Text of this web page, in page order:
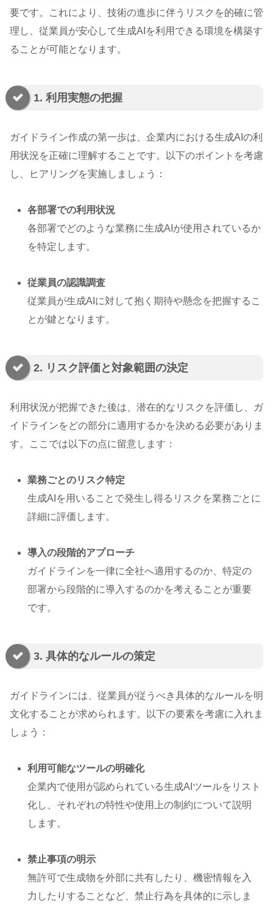
要です。これにより、技術の進歩に伴うリスクを的確に管
理し、従業員が安心して生成AIを利用できる環境を構築す
ることが可能となります。
1. 利用実態の把握
ガイドライン作成の第一歩は、企業内における生成AIの利
用状況を正確に理解することです。以下のポイントを考慮
し、ヒアリングを実施しましょう：
各部署での利用状況
各部署でどのような業務に生成AIが使用されているか
を特定します。
従業員の認識調査
従業員が生成AIに対して抱く期待や懸念を把握するこ
とが鍵となります。
2. リスク評価と対象範囲の決定
利用状況が把握できた後は、潜在的なリスクを評価し、ガ
イドラインをどの部分に適用するかを決める必要がありま
す。ここでは以下の点に留意します：
業務ごとのリスク特定
生成AIを用いることで発生し得るリスクを業務ごとに
詳細に評価します。
導入の段階的アプローチ
ガイドラインを一律に全社へ適用するのか、特定の
部署から段階的に導入するのかを考えることが重要
です。
3. 具体的なルールの策定
ガイドラインには、従業員が従うべき具体的なルールを明
文化することが求められます。以下の要素を考慮に入れま
しょう：
利用可能なツールの明確化
企業内で使用が認められている生成AIツールをリスト
化し、それぞれの特性や使用上の制約について説明
します。
禁止事項の明示
無許可で生成物を外部に共有したり、機密情報を入
力したりすることなど、禁止行為を具体的に示しま